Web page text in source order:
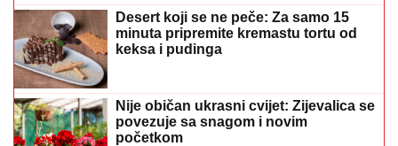
Desert koji se ne peče: Za samo 15
minuta pripremite kremastu tortu od
keksa i pudinga
Nije običan ukrasni cvijet: Zijevalica se
povezuje sa snagom i novim
početkom